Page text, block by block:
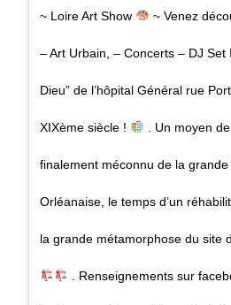
~ Loire Art Show ~ Venez
– Art Urbain, – Concerts – DJ Set
Dieu” de l’hôpital Général rue
XIXème siècle ! . Un moyen
finalement méconnu de la
Orléanaise, le temps d’un
la grande métamorphose du site
. Renseignements sur